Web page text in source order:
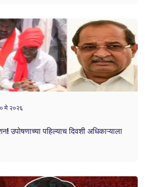
मे २०२६
उपोषणाच्या पहिल्याच दिवशी अधिकाऱ्याला